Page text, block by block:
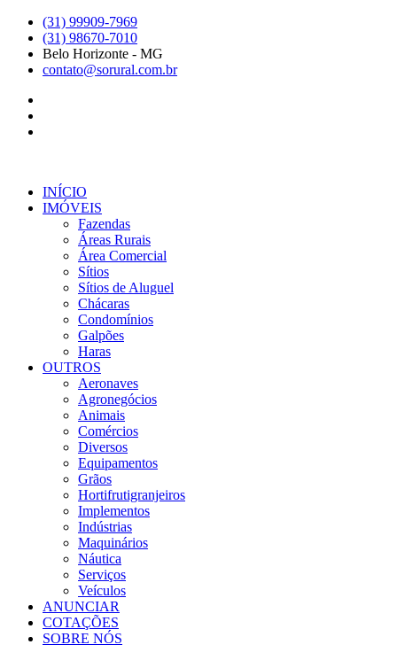
para
conteúdo
(31) 99909-7969
(31) 98670-7010
Belo Horizonte - MG
contato@sorural.com.br
INÍCIO
IMÓVEIS
Fazendas
Áreas Rurais
Área Comercial
Sítios
Sítios de Aluguel
Chácaras
Condomínios
Galpões
Haras
OUTROS
Aeronaves
Agronegócios
Animais
Comércios
Diversos
Equipamentos
Grãos
Hortifrutigranjeiros
Implementos
Indústrias
Maquinários
Náutica
Serviços
Veículos
ANUNCIAR
COTAÇÕES
SOBRE NÓS